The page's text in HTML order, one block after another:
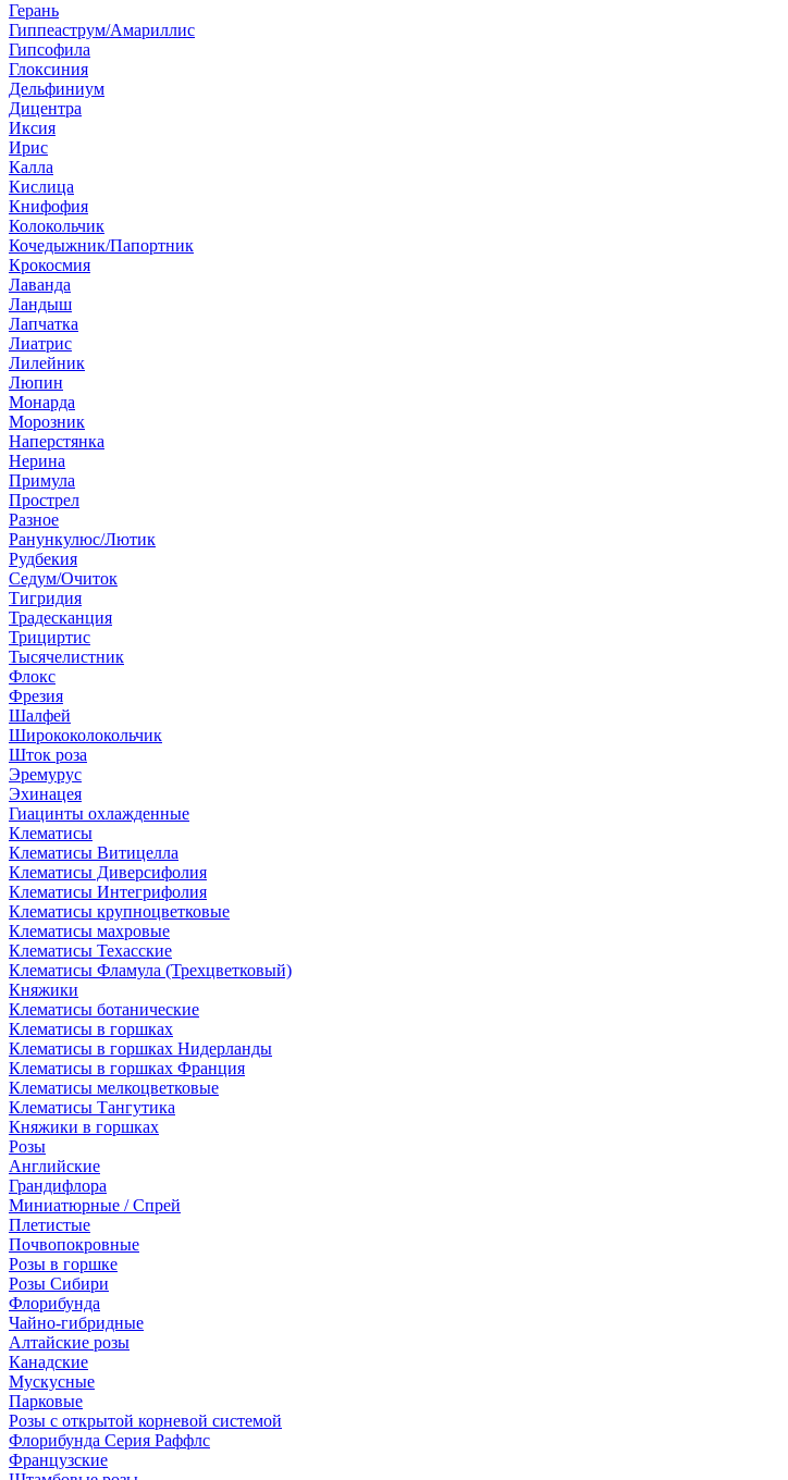
Герань
Гиппеаструм/Амариллис
Гипсофила
Глоксиния
Дельфиниум
Дицентра
Иксия
Ирис
Калла
Кислица
Книфофия
Колокольчик
Кочедыжник/Папортник
Крокосмия
Лаванда
Ландыш
Лапчатка
Лиатрис
Лилейник
Люпин
Монарда
Морозник
Наперстянка
Нерина
Примула
Прострел
Разное
Ранункулюс/Лютик
Рудбекия
Седум/Очиток
Тигридия
Традесканция
Трициртис
Тысячелистник
Флокс
Фрезия
Шалфей
Ширококолокольчик
Шток роза
Эремурус
Эхинацея
Гиацинты охлажденные
Клематисы
Клематисы Витицелла
Клематисы Диверсифолия
Клематисы Интегрифолия
Клематисы крупноцветковые
Клематисы махровые
Клематисы Техасские
Клематисы Фламула (Трехцветковый)
Княжики
Клематисы ботанические
Клематисы в горшках
Клематисы в горшках Нидерланды
Клематисы в горшках Франция
Клематисы мелкоцветковые
Клематисы Тангутика
Княжики в горшках
Розы
Английские
Грандифлора
Миниатюрные / Спрей
Плетистые
Почвопокровные
Розы в горшке
Розы Сибири
Флорибунда
Чайно-гибридные
Алтайские розы
Канадские
Мускусные
Парковые
Розы с открытой корневой системой
Флорибунда Серия Раффлс
Французские